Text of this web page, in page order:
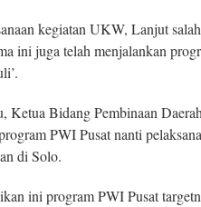
kegiatan UKW, Lanjut
ini juga telah menjalankan
Ketua Bidang Pembinaan
PWI Pusat nanti
di Solo.
ini program PWI Pusat